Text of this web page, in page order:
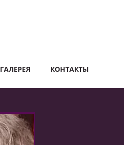
ГАЛЕРЕЯ КОНТАКТЫ